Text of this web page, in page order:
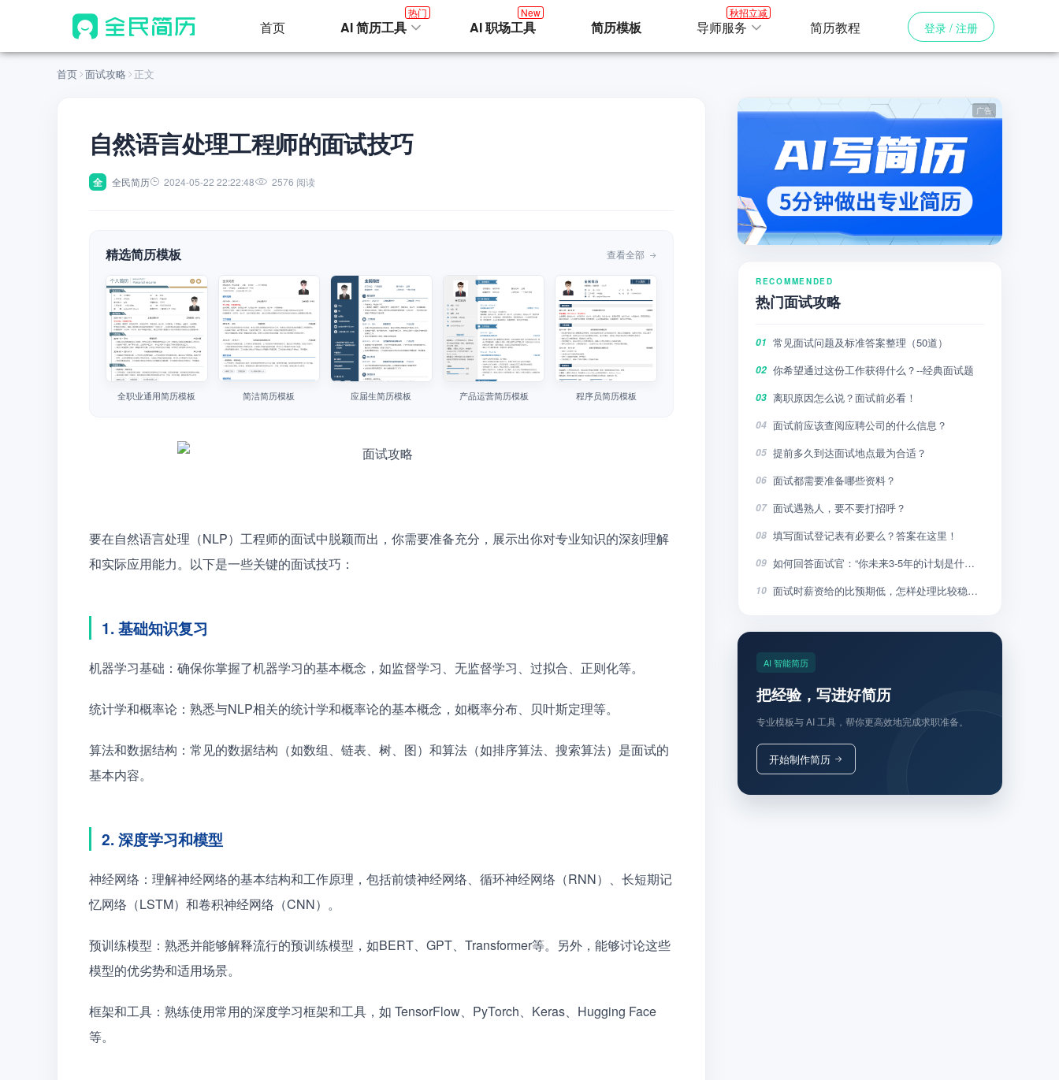
首页 AI 简历工具
热门
AI 职场工具
New
简历模板 导师服务
秋招立减
简历教程 登录 / 注册
首页 面试攻略 正文
自然语言处理工程师的面试技巧
全 全民简历 2024-05-22 22:22:48 2576 阅读
精选简历模板 查看全部
全职业通用简历模板 简洁简历模板 应届生简历模板 产品运营简历模板 程序员简历模板
要在自然语言处理（NLP）工程师的面试中脱颖而出，你需要准备充分，展示出你对专业知识的深刻理解
和实际应用能力。以下是一些关键的面试技巧：
1. 基础知识复习
机器学习基础：确保你掌握了机器学习的基本概念，如监督学习、无监督学习、过拟合、正则化等。
统计学和概率论：熟悉与NLP相关的统计学和概率论的基本概念，如概率分布、贝叶斯定理等。
算法和数据结构：常见的数据结构（如数组、链表、树、图）和算法（如排序算法、搜索算法）是面试的
基本内容。
2. 深度学习和模型
神经网络：理解神经网络的基本结构和工作原理，包括前馈神经网络、循环神经网络（RNN）、长短期记
忆网络（LSTM）和卷积神经网络（CNN）。
预训练模型：熟悉并能够解释流行的预训练模型，如BERT、GPT、Transformer等。另外，能够讨论这些
模型的优劣势和适用场景。
框架和工具：熟练使用常用的深度学习框架和工具，如 TensorFlow、PyTorch、Keras、Hugging Face
等。
RECOMMENDED
热门面试攻略
01 常见面试问题及标准答案整理（50道）
02 你希望通过这份工作获得什么？--经典面试题
03 离职原因怎么说？面试前必看！
04 面试前应该查阅应聘公司的什么信息？
05 提前多久到达面试地点最为合适？
06 面试都需要准备哪些资料？
07 面试遇熟人，要不要打招呼？
08 填写面试登记表有必要么？答案在这里！
09 如何回答面试官：“你未来3-5年的计划是什么”？
10 面试时薪资给的比预期低，怎样处理比较稳妥？
AI 智能简历
把经验，写进好简历
专业模板与 AI 工具，帮你更高效地完成求职准备。
开始制作简历